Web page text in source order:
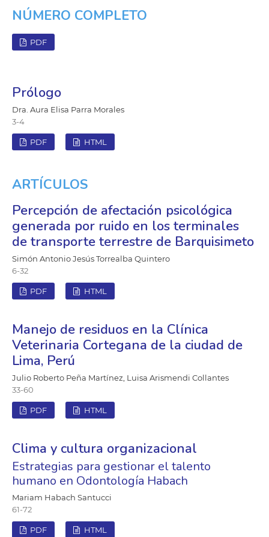
NÚMERO COMPLETO
PDF
Prólogo
Dra. Aura Elisa Parra Morales
3-4
PDF HTML
ARTÍCULOS
Percepción de afectación psicológica
generada por ruido en los terminales
de transporte terrestre de Barquisimeto
Simón Antonio Jesús Torrealba Quintero
6-32
PDF HTML
Manejo de residuos en la Clínica
Veterinaria Cortegana de la ciudad de
Lima, Perú
Julio Roberto Peña Martínez, Luisa Arismendi Collantes
33-60
PDF HTML
Clima y cultura organizacional
Estrategias para gestionar el talento
humano en Odontología Habach
Mariam Habach Santucci
61-72
PDF HTML